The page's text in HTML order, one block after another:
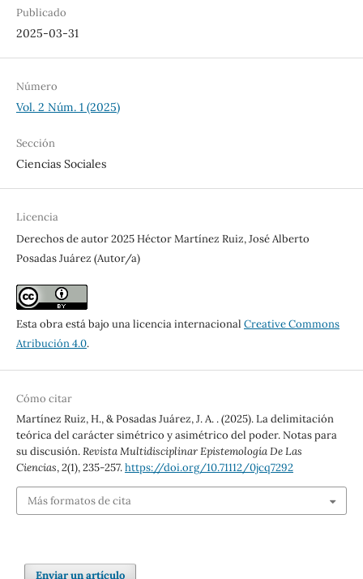
Publicado
2025-03-31
Número
Vol. 2 Núm. 1 (2025)
Sección
Ciencias Sociales
Licencia
Derechos de autor 2025 Héctor Martínez Ruiz, José Alberto
Posadas Juárez (Autor/a)
Esta obra está bajo una licencia internacional Creative Commons
Atribución 4.0.
Cómo citar
Martínez Ruiz, H., & Posadas Juárez, J. A. . (2025). La delimitación
teórica del carácter simétrico y asimétrico del poder. Notas para
su discusión.Revista Multidisciplinar Epistemología De Las
Ciencias,2(1), 235-257.https://doi.org/10.71112/0jcq7292
Más formatos de cita
Enviar un artículo